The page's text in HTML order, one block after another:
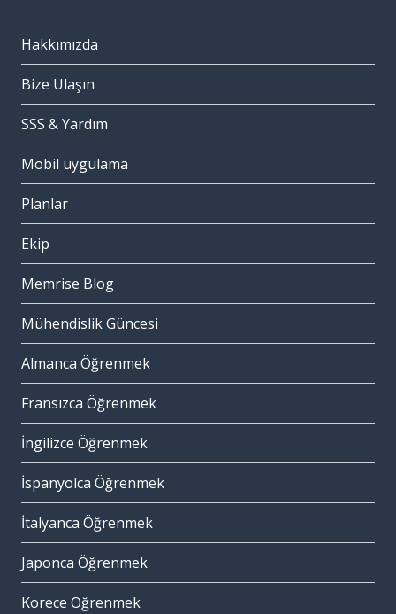
Hakkımızda
Bize Ulaşın
SSS & Yardım
Mobil uygulama
Planlar
Ekip
Memrise Blog
Mühendislik Güncesi
Almanca Öğrenmek
Fransızca Öğrenmek
İngilizce Öğrenmek
İspanyolca Öğrenmek
İtalyanca Öğrenmek
Japonca Öğrenmek
Korece Öğrenmek